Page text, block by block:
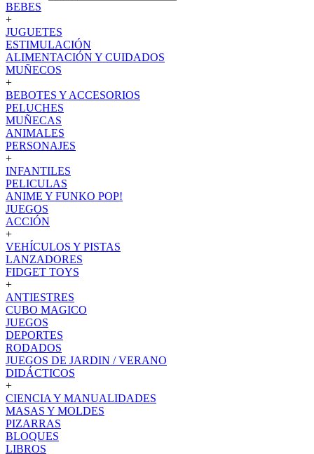
BEBES
+
JUGUETES
ESTIMULACIÓN
ALIMENTACIÓN Y CUIDADOS
MUÑECOS
+
BEBOTES Y ACCESORIOS
PELUCHES
MUÑECAS
ANIMALES
PERSONAJES
+
INFANTILES
PELICULAS
ANIME Y FUNKO POP!
JUEGOS
ACCIÓN
+
VEHÍCULOS Y PISTAS
LANZADORES
FIDGET TOYS
+
ANTIESTRES
CUBO MAGICO
JUEGOS
DEPORTES
RODADOS
JUEGOS DE JARDIN / VERANO
DIDÁCTICOS
+
CIENCIA Y MANUALIDADES
MASAS Y MOLDES
PIZARRAS
BLOQUES
LIBROS